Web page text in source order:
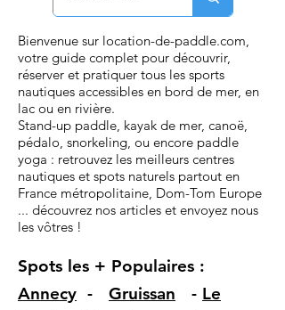
Bienvenue sur location-de-paddle.com,
votre guide complet pour découvrir,
réserver et pratiquer tous les sports
nautiques accessibles en bord de mer, en
lac ou en rivière.
Stand-up paddle, kayak de mer, canoë,
pédalo, snorkeling, ou encore paddle
yoga : retrouvez les meilleurs centres
nautiques et spots naturels partout en
France métropolitaine, Dom-Tom Europe
... découvrez nos articles et envoyez nous
les vôtres !
Spots les + Populaires :
Annecy - Gruissan - Le